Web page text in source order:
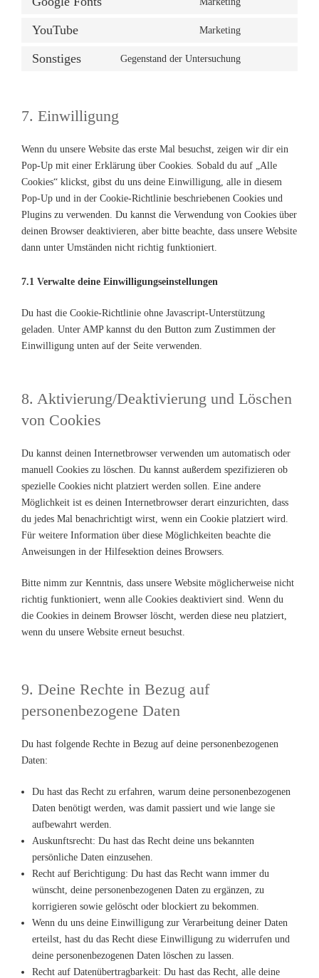
YouTube Marketing
Sonstiges Gegenstand der Untersuchung
7. Einwilligung
Wenn du unsere Website das erste Mal besuchst, zeigen wir dir ein
Pop-Up mit einer Erklärung über Cookies. Sobald du auf „Alle
Cookies“ klickst, gibst du uns deine Einwilligung, alle in diesem
Pop-Up und in der Cookie-Richtlinie beschriebenen Cookies und
Plugins zu verwenden. Du kannst die Verwendung von Cookies über
deinen Browser deaktivieren, aber bitte beachte, dass unsere Website
dann unter Umständen nicht richtig funktioniert.
7.1 Verwalte deine Einwilligungseinstellungen
Du hast die Cookie-Richtlinie ohne Javascript-Unterstützung
geladen. Unter AMP kannst du den Button zum Zustimmen der
Einwilligung unten auf der Seite verwenden.
8. Aktivierung/Deaktivierung und Löschen
von Cookies
Du kannst deinen Internetbrowser verwenden um automatisch oder
manuell Cookies zu löschen. Du kannst außerdem spezifizieren ob
spezielle Cookies nicht platziert werden sollen. Eine andere
Möglichkeit ist es deinen Internetbrowser derart einzurichten, dass
du jedes Mal benachrichtigt wirst, wenn ein Cookie platziert wird.
Für weitere Information über diese Möglichkeiten beachte die
Anweisungen in der Hilfesektion deines Browsers.
Bitte nimm zur Kenntnis, dass unsere Website möglicherweise nicht
richtig funktioniert, wenn alle Cookies deaktiviert sind. Wenn du
die Cookies in deinem Browser löscht, werden diese neu platziert,
wenn du unsere Website erneut besuchst.
9. Deine Rechte in Bezug auf
personenbezogene Daten
Du hast folgende Rechte in Bezug auf deine personenbezogenen
Daten:
Du hast das Recht zu erfahren, warum deine personenbezogenen
Daten benötigt werden, was damit passiert und wie lange sie
aufbewahrt werden.
Auskunftsrecht: Du hast das Recht deine uns bekannten
persönliche Daten einzusehen.
Recht auf Berichtigung: Du hast das Recht wann immer du
wünscht, deine personenbezogenen Daten zu ergänzen, zu
korrigieren sowie gelöscht oder blockiert zu bekommen.
Wenn du uns deine Einwilligung zur Verarbeitung deiner Daten
erteilst, hast du das Recht diese Einwilligung zu widerrufen und
deine personenbezogenen Daten löschen zu lassen.
Recht auf Datenübertragbarkeit: Du hast das Recht, alle deine